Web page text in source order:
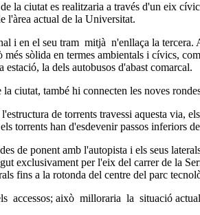
ciutat es realitzaria a través d'un eix
l'àrea actual de la Universitat.
i en el seu tram mitjà n'enllaça la
més sòlida en termes ambientals i cívics,
la dels autobusos d'abast comarcal.
ciutat, també hi connecten les noves
de torrents travessi aquesta via,
torrents han d'esdevenir passos
ponent amb l'autopista i els seus
exclusivament per l'eix del carrer de la
fins a la rotonda del centre del parc
accessos; això milloraria la situació